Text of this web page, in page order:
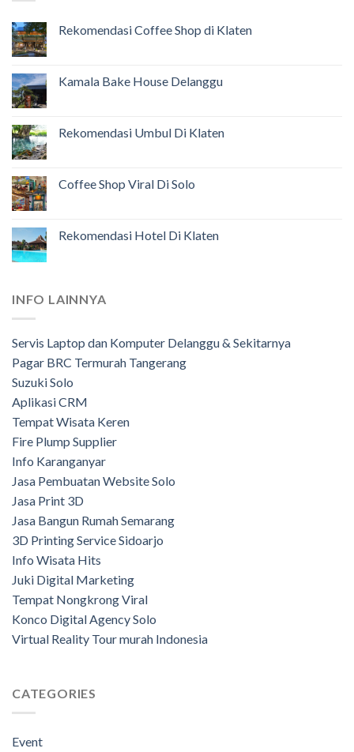
Rekomendasi Coffee Shop di Klaten
Kamala Bake House Delanggu
Rekomendasi Umbul Di Klaten
Coffee Shop Viral Di Solo
Rekomendasi Hotel Di Klaten
INFO LAINNYA
Servis Laptop dan Komputer Delanggu & Sekitarnya
Pagar BRC Termurah Tangerang
Suzuki Solo
Aplikasi CRM
Tempat Wisata Keren
Fire Plump Supplier
Info Karanganyar
Jasa Pembuatan Website Solo
Jasa Print 3D
Jasa Bangun Rumah Semarang
3D Printing Service Sidoarjo
Info Wisata Hits
Juki Digital Marketing
Tempat Nongkrong Viral
Konco Digital Agency Solo
Virtual Reality Tour murah Indonesia
CATEGORIES
Event